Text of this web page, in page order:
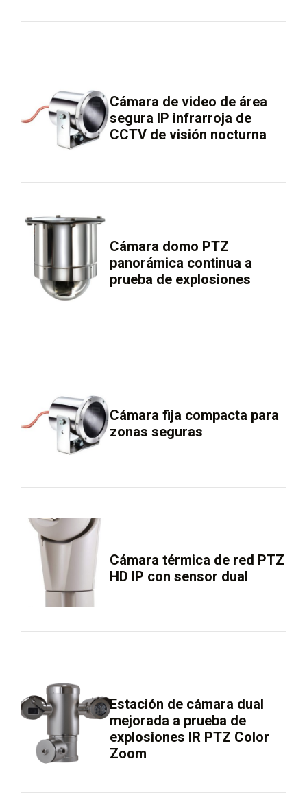
Cámara de video de área
segura IP infrarroja de
CCTV de visión nocturna
Cámara domo PTZ
panorámica continua a
prueba de explosiones
Cámara fija compacta para
zonas seguras
Cámara térmica de red PTZ
HD IP con sensor dual
Estación de cámara dual
mejorada a prueba de
explosiones IR PTZ Color
Zoom